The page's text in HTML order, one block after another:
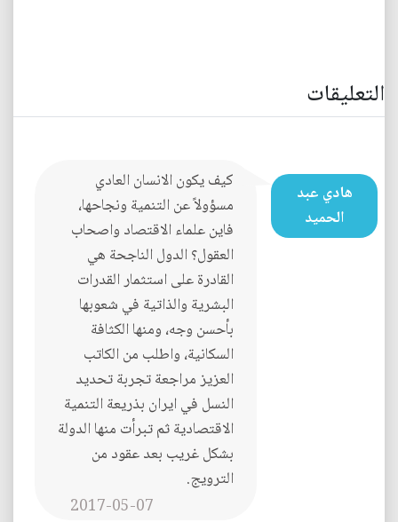
التعليقات
هادي عبد
الحميد
كيف يكون الانسان العادي
مسؤولاً عن التنمية ونجاحها،
فاين علماء الاقتصاد واصحاب
العقول؟ الدول الناجحة هي
القادرة على استثمار القدرات
البشرية والذاتية في شعوبها
بأحسن وجه، ومنها الكثافة
السكانية، واطلب من الكاتب
العزيز مراجعة تجربة تحديد
النسل في ايران بذريعة التنمية
الاقتصادية ثم تبرأت منها الدولة
بشكل غريب بعد عقود من
الترويج.
2017-05-07